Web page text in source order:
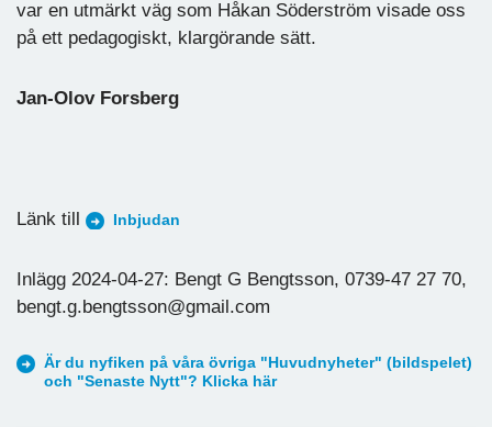
var en utmärkt väg som Håkan Söderström visade oss
på ett pedagogiskt, klargörande sätt.
Jan-Olov Forsberg
Länk till Inbjudan
Inlägg 2024-04-27: Bengt G Bengtsson, 0739-47 27 70,
bengt.g.bengtsson@gmail.com
Är du nyfiken på våra övriga "Huvudnyheter" (bildspelet)
och "Senaste Nytt"? Klicka här